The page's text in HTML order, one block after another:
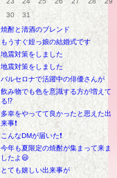
30
31
焼酎と清酒のブレンド
もうすぐ姪っ娘の結婚式です
地震対策をしました
地震対策をしました
バルセロナで活躍中の俳優さんが
飲み物でも色を意識する方が増えて
る⁉
多幸をやってて良かったと思えた出
来事❗
こんなDMが届いた❗
今年も夏限定の焼酎が集まって来ま
したよ😃
とても嬉しい出来事が